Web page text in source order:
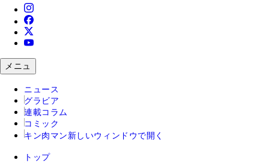
メニュ
ニュース
グラビア
連載コラム
コミック
キン肉マン 新しいウィンドウで開く
トップ